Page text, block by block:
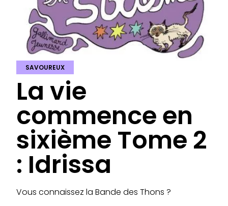
SAVOUREUX
La vie
commence en
sixième Tome 2
: Idrissa
Vous connaissez la Bande des Thons ?